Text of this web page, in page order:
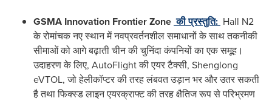
GSMA Innovation Frontier Zone कीप्रस्तुति: Hall N2
के रोमांचक नए स्थान में नवप्रवर्तनशील समाधानों के साथ तकनीकी
सीमाओं को आगे बढ़ाती चीन की चुनिंदा कंपनियों का एक समूह।
उदाहरण के लिए, AutoFlight की एयर टैक्सी, Shenglong
eVTOL, जो हेलीकॉप्टर की तरह लंबवत उड़ान भर और उतर सकती
है तथा फिक्स्ड लाइन एयरक्राफ्ट की तरह क्षैतिज रूप से परिभ्रमण